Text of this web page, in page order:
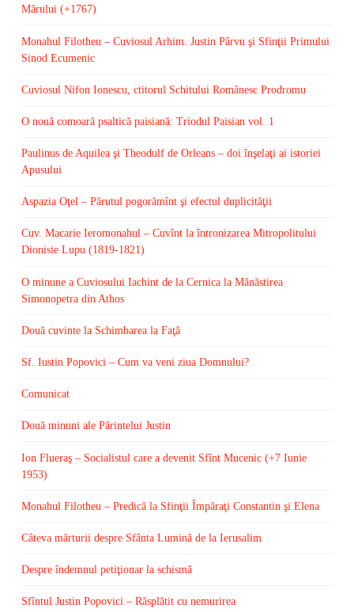
Mărului (+1767)
Monahul Filotheu – Cuviosul Arhim. Justin Pârvu şi Sfinţii Primului
Sinod Ecumenic
Cuviosul Nifon Ionescu, ctitorul Schitului Românesc Prodromu
O nouă comoară psaltică paisiană: Triodul Paisian vol. 1
Paulinus de Aquilea şi Theodulf de Orleans – doi înşelaţi ai istoriei
Apusului
Aspazia Oţel – Părutul pogorămînt şi efectul duplicităţii
Cuv. Macarie Ieromonahul – Cuvînt la întronizarea Mitropolitului
Dionisie Lupu (1819-1821)
O minune a Cuviosului Iachint de la Cernica la Mănăstirea
Simonopetra din Athos
Două cuvinte la Schimbarea la Faţă
Sf. Iustin Popovici – Cum va veni ziua Domnului?
Comunicat
Două minuni ale Părintelui Justin
Ion Flueraş – Socialistul care a devenit Sfînt Mucenic (+7 Iunie
1953)
Monahul Filotheu – Predică la Sfinţii Împăraţi Constantin şi Elena
Câteva mărturii despre Sfânta Lumină de la Ierusalim
Despre îndemnul petiţionar la schismă
Sfîntul Justin Popovici – Răsplătit cu nemurirea